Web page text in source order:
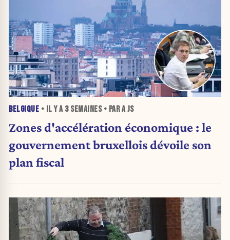
BELGIQUE • IL Y A 3 SEMAINES• PAR A JS
Zones d'accélération économique : le
gouvernement bruxellois dévoile son
plan fiscal